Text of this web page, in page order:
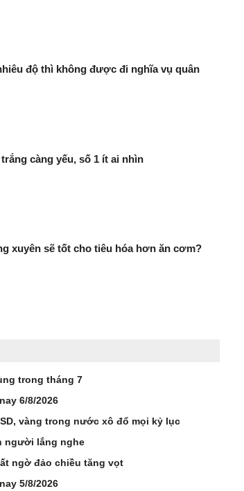
độ thì không được đi nghĩa vụ quân
càng yếu, số 1 ít ai nhìn
xuyên sẽ tốt cho tiêu hóa hơn ăn cơm?
trong tháng 7
6/8/2026
vàng trong nước xô đổ mọi kỷ lục
người lắng nghe
ngờ đảo chiều tăng vọt
5/8/2026